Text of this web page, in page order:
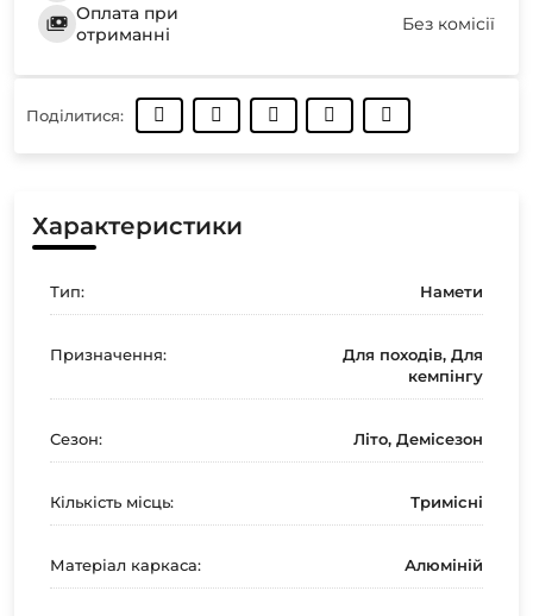
Оплата при
отриманні
Без комісії
Поділитися:
Характеристики
Тип: Намети
Призначення:
Для походів, Для
кемпінгу
Сезон: Літо, Демісезон
Кількість місць: Тримісні
Матеріал каркаса: Алюміній